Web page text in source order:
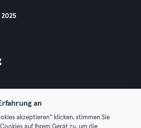
an
akzeptieren“ klicken, stimmen Sie